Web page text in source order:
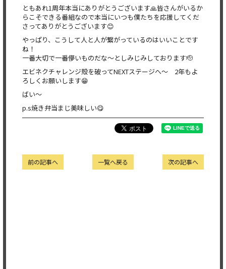
ともあれ1周年本当にありがとうございます🙏皆さんがいるか
らこそできる番組なので本当にいつも僕たちを応援してくだ
さってありがとうございます😊
やっぱり、こうして人と人が繋がっているのはいいことです
ね！
一番大切で一番儚いものだな〜としみじみしております🫡
エビネクチャレンジ殻を破ってNEXTステージへ〜 2年もよ
ろしくお願いします😁
ばい〜
p.s焼き弁当まじ美味しい😋
次の記事へ
一覧へ戻る
前の記事へ